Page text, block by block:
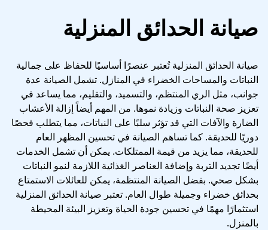
صيانة الحدائق المنزلية
صيانة الحدائق المنزلية تُعتبر عنصرًا أساسيًا للحفاظ على جمالية
النباتات والمساحات الخضراء في المنازل. تشمل الصيانة عدة
جوانب، مثل الري المنتظم، والتسميد، والتقليم، مما يساعد في
تعزيز صحة النباتات وزيادة نموها. من المهم أيضاً إزالة الأعشاب
الضارة والآفات التي قد تؤثر سلبًا على النباتات، مما يتطلب فحصًا
دوريًا للحديقة. كما تساهم الصيانة في تحسين المظهر العام
للحديقة، مما يزيد من قيمة الممتلكات. يمكن أن تشمل الخدمات
أيضًا تجديد التربة وإضافة العناصر الغذائية اللازمة لنمو النباتات
بشكل صحي. بفضل الصيانة المنتظمة، يمكن للعائلات الاستمتاع
بحدائق خضراء وجميلة طوال العام. تعتبر صيانة الحدائق المنزلية
استثمارًا مهمًا في تحسين جودة الحياة وتعزيز البيئة المحيطة
بالمنزل.